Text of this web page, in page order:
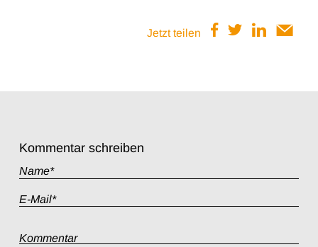
Jetzt teilen
Kommentar schreiben